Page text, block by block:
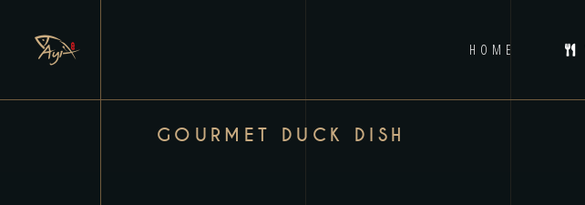
HOME
GOURMET DUCK DISH